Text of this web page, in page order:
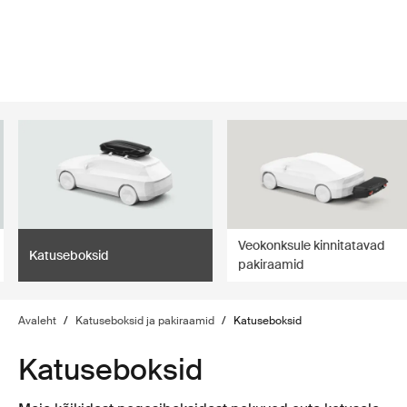
Katuseboksid
Veokonksule kinnitatavad
pakiraamid
Avaleht / Katuseboksid ja pakiraamid / Katuseboksid
Katuseboksid